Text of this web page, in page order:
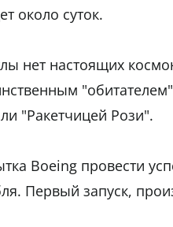
около суток.
нет настоящих
"Ракетчицей Рози".
Boeing провести
Первый запуск,